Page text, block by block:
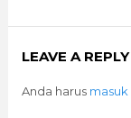
LEAVE A REPLY
Anda harus masuk